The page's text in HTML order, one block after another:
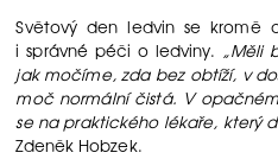
Světový den ledvin se kromě
i správné péči o ledviny. „Měli
jak močíme, zda bez obtíží, v
moč normální čistá. V
se na praktického lékaře, který
Zdeněk Hobzek.